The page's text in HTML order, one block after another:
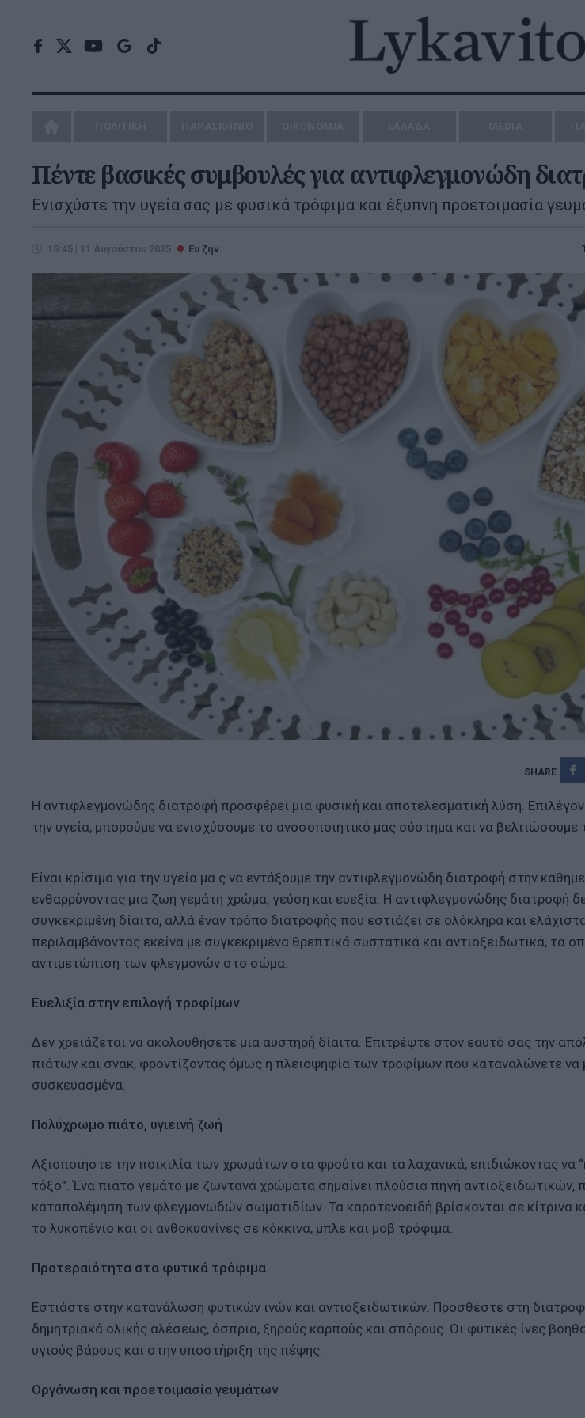
Πέντε βασικές συμβουλές για αντιφλεγμονώδη
Ενισχύστε την υγεία σας με φυσικά τρόφιμα και έξυπνη προετοιμασία
15:45 | 11 Αυγούστου 2025 Ευ ζην
H αντιφλεγμονώδης διατροφή προσφέρει μια φυσική και αποτελεσματική λύση.
την υγεία, μπορούμε να ενισχύσουμε το ανοσοποιητικό μας σύστημα και να βελτιώσουμε
Είναι κρίσιμο για την υγεία μα ς να εντάξουμε την αντιφλεγμονώδη διατροφή στην
ενθαρρύνοντας μια ζωή γεμάτη χρώμα, γεύση και ευεξία. Η αντιφλεγμονώδης διατροφή
συγκεκριμένη δίαιτα, αλλά έναν τρόπο διατροφής που εστιάζει σε ολόκληρα και
περιλαμβάνοντας εκείνα με συγκεκριμένα θρεπτικά συστατικά και αντιοξειδωτικά, τα
αντιμετώπιση των φλεγμονών στο σώμα.
Ευελιξία στην επιλογή τροφίμων
Δεν χρειάζεται να ακολουθήσετε μια αυστηρή δίαιτα. Επιτρέψτε στον εαυτό σας την
πιάτων και σνακ, φροντίζοντας όμως η πλειοψηφία των τροφίμων που καταναλώνετε να
συσκευασμένα.
Πολύχρωμο πιάτο, υγιεινή ζωή
Αξιοποιήστε την ποικιλία των χρωμάτων στα φρούτα και τα λαχανικά, επιδιώκοντας να
τόξο”. Ένα πιάτο γεμάτο με ζωντανά χρώματα σημαίνει πλούσια πηγή αντιοξειδωτικών,
καταπολέμηση των φλεγμονωδών σωματιδίων. Τα καροτενοειδή βρίσκονται σε κίτρινα
το λυκοπένιο και οι ανθοκυανίνες σε κόκκινα, μπλε και μοβ τρόφιμα.
Προτεραιότητα στα φυτικά τρόφιμα
Εστιάστε στην κατανάλωση φυτικών ινών και αντιοξειδωτικών. Προσθέστε στη
δημητριακά ολικής αλέσεως, όσπρια, ξηρούς καρπούς και σπόρους. Οι φυτικές ίνες
υγιούς βάρους και στην υποστήριξη της πέψης.
Οργάνωση και προετοιμασία γευμάτων